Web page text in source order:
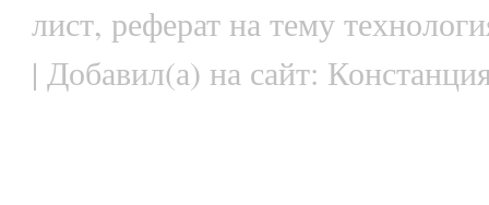
лист, реферат на тему
| Добавил(а) на сайт: